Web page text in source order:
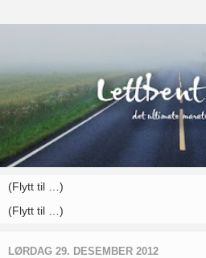
LØRDAG 29. DESEMBER 2012